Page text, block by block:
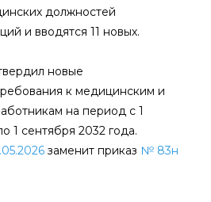
должностей
и вводятся 11 новых.
новые
к медицинским и
на период с 1
1 сентября 2032 года.
заменит приказ № 83н